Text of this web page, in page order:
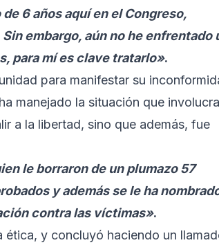
6 años aquí en el Congreso,
embargo, aún no he enfrentado
para mí es clave tratarlo».
para manifestar su
manejado la situación que
a la libertad, sino que además, fue
le borraron de un plumazo 57
y además se le ha
contra las víctimas».
ética, y concluyó haciendo un